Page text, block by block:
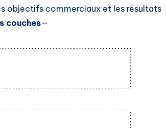
objectifs commerciaux et les résultats
couches—